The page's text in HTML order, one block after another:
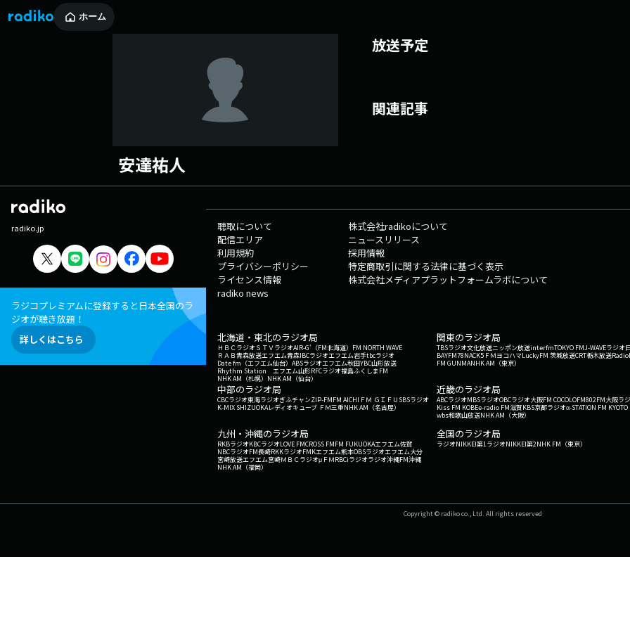
ホーム
安達祐人
放送予定
関連記事
radiko.jp
ラジコプレミアムに登録すると日本全国のラ
ジオが聴き放題！
詳しくはこちら
聴取について
配信エリア
利用規約
プライバシーポリシー
ライセンス情報
radiko news
株式会社radikoについて
ニュースリリース
採用情報
特定商取引に関する法律に基づく表示
株式会社メディアプラットフォームラボについて
北海道・東北のラジオ局
ＨＢＣラジオＳＴＶラジオAIR-G'（FM北海道） FM NORTH WAVE
ＲＡＢ青森放送エフエム青森IBCラジオエフエム岩手tbcラジオ
Date fm（エフエム仙台） ABSラジオエフエム秋田YBC山形放送
Rhythm Station エフエム山形RFCラジオ福島ふくしまFM
NHK AM（札幌） NHK AM（仙台）
関東のラジオ局
TBSラジオ文化放送ニッポン放送interfmTOKYO FMJ-WAVEラジオ
BAYFM78NACK5 ＦＭヨコハマLuckyFM 茨城放送CRT栃木放送
FM GUNMANHK AM（東京）
中部のラジオ局
CBCラジオ東海ラジオぎふチャンZIP-FMFM AICHI ＦＭ ＧＩＦＵ SBSラジオ
K-MIX SHIZUOKAレディオキューブ ＦＭ三重NHK AM（名古屋）
近畿のラジオ局
ABCラジオMBSラジオOBCラジオ大阪FM COCOLOFM802FM大阪ラ
Kiss FM KOBEe-radio FM滋賀KBS京都ラジオα-STATION FM KYOTO
wbs和歌山放送NHK AM（大阪）
九州・沖縄のラジオ局
RKBラジオKBCラジオLOVE FMCROSS FMFM FUKUOKAエフエム佐賀
NBCラジオFM長崎RKKラジオFMKエフエム熊本OBSラジオエフエム大分
宮崎放送エフエム宮崎ＭＢＣラジオμＦＭRBCiラジオラジオ沖縄FM沖縄
NHK AM（福岡）
全国のラジオ局
ラジオNIKKEI第1ラジオNIKKEI第2NHK FM（東京）
Copyright © radiko co., Ltd. All rights reserved